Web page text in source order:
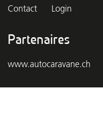
Contact
Login
Partenaires
www.autocaravane.ch